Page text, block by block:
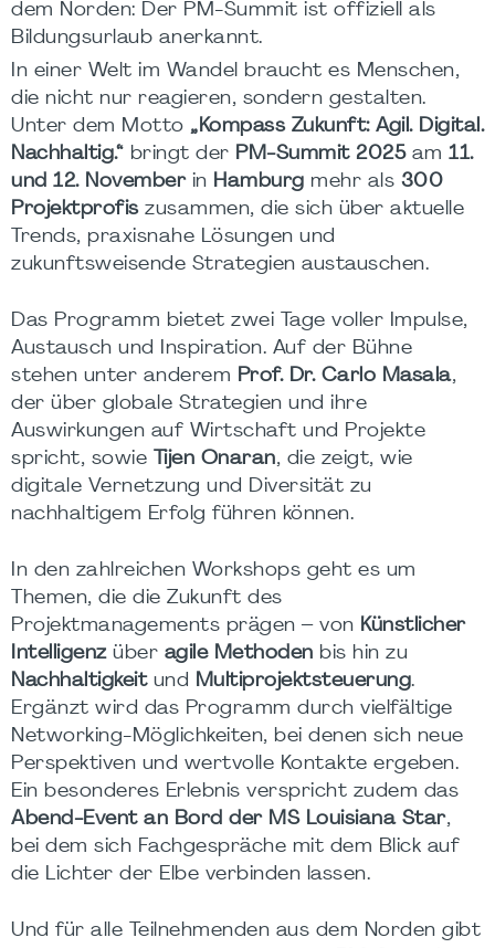
dem Norden: Der PM-Summit ist offiziell als
Bildungsurlaub anerkannt.
In einer Welt im Wandel braucht es Menschen,
die nicht nur reagieren, sondern gestalten.
Unter dem Motto „Kompass Zukunft: Agil. Digital.
Nachhaltig.“ bringt der PM-Summit 2025am 11.
und 12. Novemberin Hamburg mehr als 300
Projektprofiszusammen, die sich über aktuelle
Trends, praxisnahe Lösungen und
zukunftsweisende Strategien austauschen.
Das Programm bietet zwei Tage voller Impulse,
Austausch und Inspiration. Auf der Bühne
stehen unter anderem Prof. Dr. Carlo Masala,
der über globale Strategien und ihre
Auswirkungen auf Wirtschaft und Projekte
spricht, sowie
Tijen Onaran, die zeigt, wie
digitale Vernetzung und Diversität zu
nachhaltigem Erfolg führen können.
In den zahlreichen Workshops geht es um
Themen, die die Zukunft des
Projektmanagements prägen – von Künstlicher
Intelligenzüber agile Methoden bis hin zu
Nachhaltigkeitund Multiprojektsteuerung.
Ergänzt wird das Programm durch vielfältige
Networking-Möglichkeiten, bei denen sich neue
Perspektiven und wertvolle Kontakte ergeben.
Ein besonderes Erlebnis verspricht zudem das
Abend-Event an Bord der MS Louisiana Star,
bei dem sich Fachgespräche mit dem Blick auf
die Lichter der Elbe verbinden lassen.
Und für alle Teilnehmenden aus dem Norden gibt